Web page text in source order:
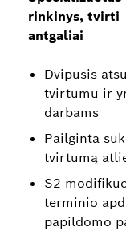
rinkinys, tvirti
antgaliai
Dvipusis
tvirtumu ir
darbams
Pailginta
tvirtumą
S2
terminio
papildomo